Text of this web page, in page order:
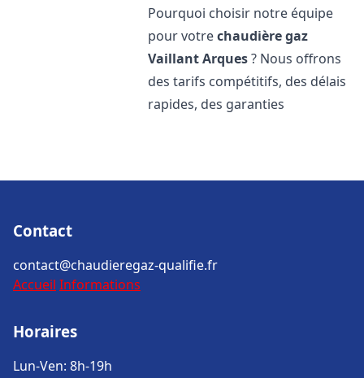
Pourquoi choisir notre équipe
pour votrechaudière gaz
VaillantArques? Nous offrons
des tarifs compétitifs, des délais
rapides, des garanties
Contact
contact@chaudieregaz-qualifie.fr
Accueil Informations
Horaires
Lun-Ven: 8h-19h